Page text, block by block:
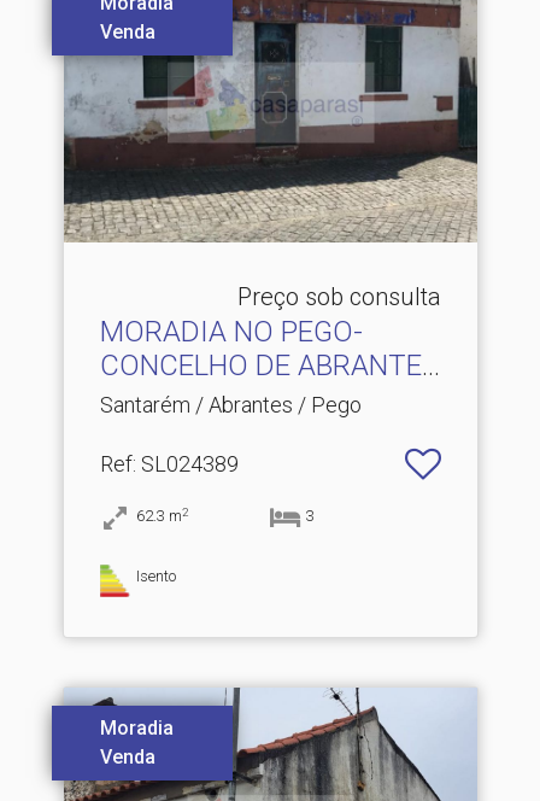
Venda
Preço sob consulta
MORADIA NO PEGO-
CONCELHO DE ABRANTES
(PARA R.​..
Santarém / Abrantes / Pego
Ref: SL024389
62.3 m2 3
Isento
Moradia
Venda